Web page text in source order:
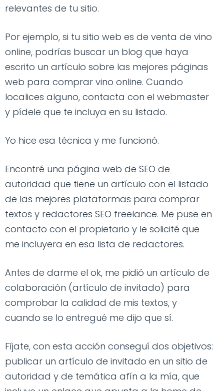
relevantes de tu sitio.
Por ejemplo, si tu sitio web es de venta de vino
online, podrías buscar un blog que haya
escrito un artículo sobre las mejores páginas
web para comprar vino online. Cuando
localices alguno, contacta con el webmaster
y pídele que te incluya en su listado.
Yo hice esa técnica y me funcionó.
Encontré una página web de SEO de
autoridad que tiene un artículo con el listado
de las mejores plataformas para comprar
textos y redactores SEO freelance. Me puse en
contacto con el propietario y le solicité que
me incluyera en esa lista de redactores.
Antes de darme el ok, me pidió un artículo de
colaboración (artículo de invitado) para
comprobar la calidad de mis textos, y
cuando se lo entregué me dijo que sí.
Fíjate, con esta acción conseguí dos objetivos:
publicar un artículo de invitado en un sitio de
autoridad y de temática afín a la mía, que